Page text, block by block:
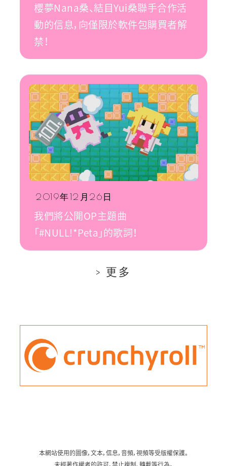
櫻夢Nana桑、結目Yui桑聯手合作活
動的信息，向僅限於軟件包購買者解
禁！
2019年12月26日
我們將公開OP主題曲
「#NULL!*Peta」的歌詞！
更多
本網站使用的圖像，文本，信息，音頻，視頻等受版權保護。